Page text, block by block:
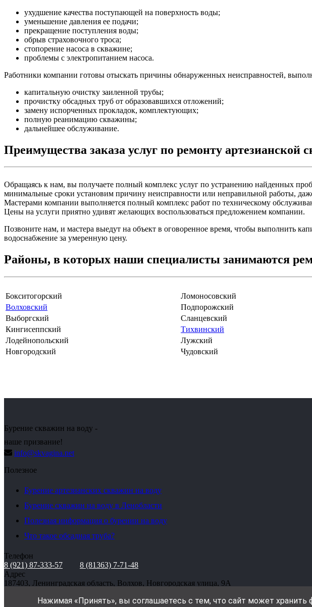
ухудшение качества поступающей на поверхность воды;
уменьшение давления ее подачи;
прекращение поступления воды;
обрыв страховочного троса;
стопорение насоса в скважине;
проблемы с электропитанием насоса.
Работники компании готовы отыскать причины обнаруженных неисправностей,
капитальную очистку заиленной трубы;
прочистку обсадных труб от образовавшихся отложений;
замену испорченных прокладок, комплектующих;
полную реанимацию скважины;
дальнейшее обслуживание.
Преимущества заказа услуг по ремонту
Обращаясь к нам, вы получаете полный комплекс услуг по устранению найденных
минимальные сроки установим причину неисправности или неправильной работы,
Мастерами компании выполняется полный комплекс работ по техническому
Цены на услуги приятно удивят желающих воспользоваться предложением компании.
Позвоните нам, и мастера выедут на объект в оговоренное время, чтобы выполнить
водоснабжение за умеренную цену.
Районы, в которых наши специалисты занимаются
Бокситогорский Ломоносовский
Волховский
Подпорожский
Выборгский
Сланцевский
Кингисеппский
Тихвинский
Лодейнопольский
Лужский
Новгородский
Чудовский
Бурение скважин на воду -
наше призвание!
info@skvagina.net
Полезное
Бурение артезианских скважин на воду
Бурение скважин на воду в Ленобласти
Полезная информация о бурении на воду
Что такое обсадная труба?
Телефон
8 (921) 87-333-57
8 (81363) 7-71-48
Адрес
187403, Ленинградская область, Волхов, Новгородская улица, 9А
Нажимая «Принять», вы соглашаетесь с тем, что сайт может